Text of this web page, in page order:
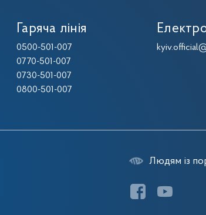
Гаряча лінія
0500-501-007
0770-501-007
0730-501-007
0800-501-007
Людям із